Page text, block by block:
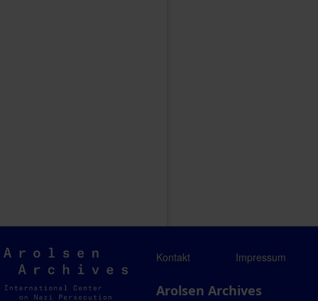
Arolsen
Archives
Kontakt Impressum
Arolsen Archives